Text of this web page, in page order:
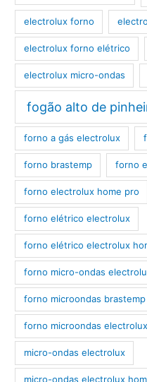
electrolux forno
electrolux forno elétrico
electrolux micro-ondas
fogão alto de
forno a gás electrolux
forno brastemp forno
forno electrolux home pro
forno elétrico electrolux
forno elétrico electrolux
forno micro-ondas
forno microondas brastemp
forno microondas electrolux
micro-ondas electrolux
micro-ondas electrolux